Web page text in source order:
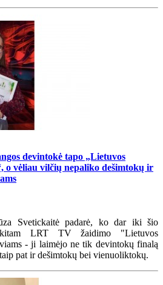
devintokė tapo „Lietuvos
o vėliau vilčių nepaliko dešimtokų ir
Svetickaitė padarė, ko dar iki šio
LRT TV žaidimo "Lietuvos
- ji laimėjo ne tik devintokų finalą
pat ir dešimtokų bei vienuoliktokų.